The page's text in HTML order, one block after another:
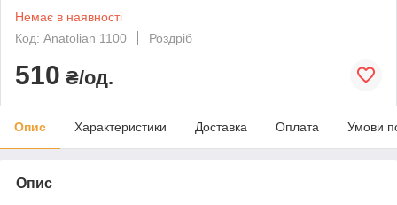
Немає в наявності
Код: Anatolian 1100
Роздріб
510 ₴/од.
Опис Характеристики Доставка Оплата Умови
Опис